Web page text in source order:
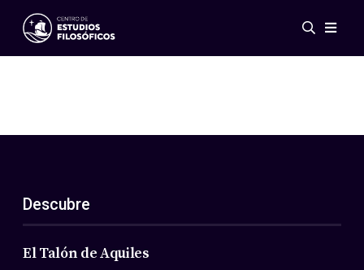
Eventos
ES
EN
Acerca de nosotros
Miembros
Descubre
El Talón de Aquiles